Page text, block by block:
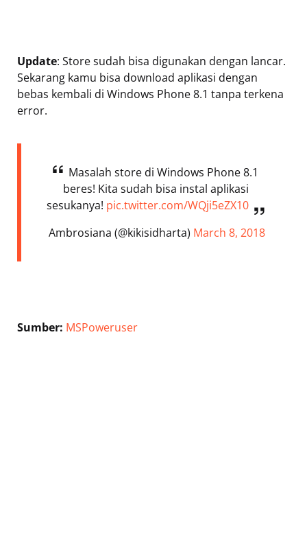
Update: Store sudah bisa digunakan dengan lancar.
Sekarang kamu bisa download aplikasi dengan
bebas kembali di Windows Phone 8.1 tanpa terkena
error.
Masalah store di Windows Phone 8.1
beres! Kita sudah bisa instal aplikasi
sesukanya! pic.twitter.com/WQji5eZX10
 Ambrosiana (@kikisidharta) March 8, 2018
Sumber: MSPoweruser